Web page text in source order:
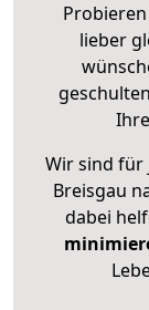
Probieren
lieber
Wir sind für
Breisgau
dabei